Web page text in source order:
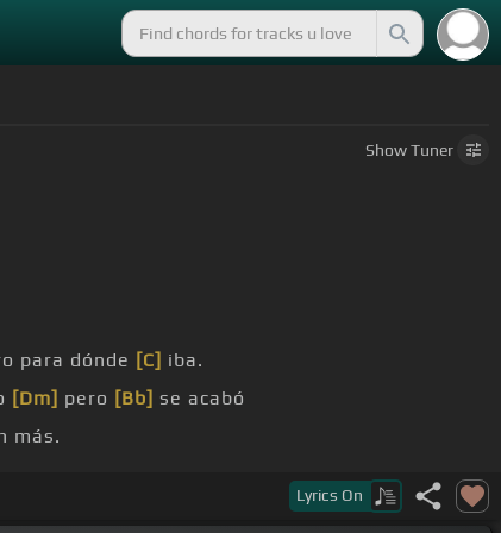
ShowTuner
para dónde [C] iba.
[Dm] pero [Bb] se acabó
más.
Lyrics On